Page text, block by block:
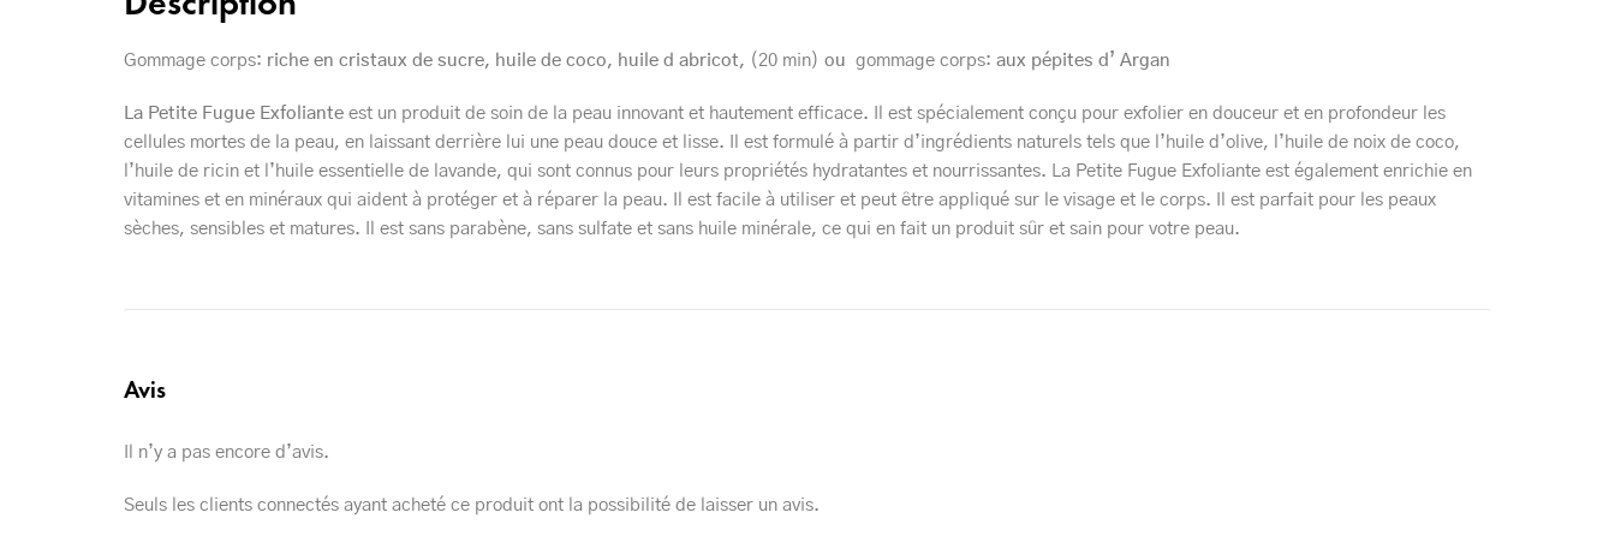
Gommage corps: riche en cristaux de sucre, huile de coco, huile d abricot, (20 min) ou gommage corps: aux pépites d’ Argan
La Petite Fugue Exfoliante est un produit de soin de la peau innovant et hautement efficace. Il est spécialement conçu pour exfolier en douceur et en profondeur les
cellules mortes de la peau, en laissant derrière lui une peau douce et lisse. Il est formulé à partir d’ingrédients naturels tels que l’huile d’olive, l’huile de noix de coco,
l’huile de ricin et l’huile essentielle de lavande, qui sont connus pour leurs propriétés hydratantes et nourrissantes. La Petite Fugue Exfoliante est également enrichie en
vitamines et en minéraux qui aident à protéger et à réparer la peau. Il est facile à utiliser et peut être appliqué sur le visage et le corps. Il est parfait pour les peaux
sèches, sensibles et matures. Il est sans parabène, sans sulfate et sans huile minérale, ce qui en fait un produit sûr et sain pour votre peau.
Avis
Il n’y a pas encore d’avis.
Seuls les clients connectés ayant acheté ce produit ont la possibilité de laisser un avis.